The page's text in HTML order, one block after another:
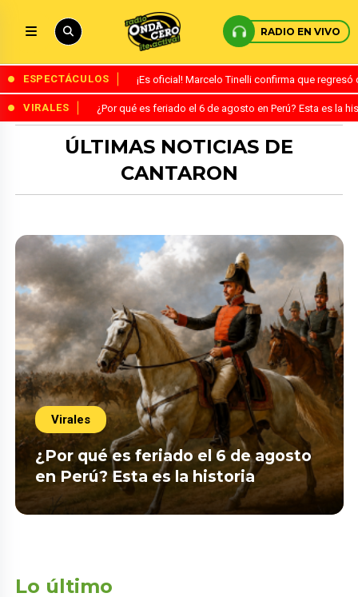
RADIO EN VIVO
ESPECTÁCULOS ¡Es oficial! Marcelo Tinelli confirma que
VIRALES ¿Por qué es feriado el 6 de agosto en Perú? Esta es la
ÚLTIMAS NOTICIAS DE
CANTARON
Virales
¿Por qué es feriado el 6 de agosto
en Perú? Esta es la historia
Lo último